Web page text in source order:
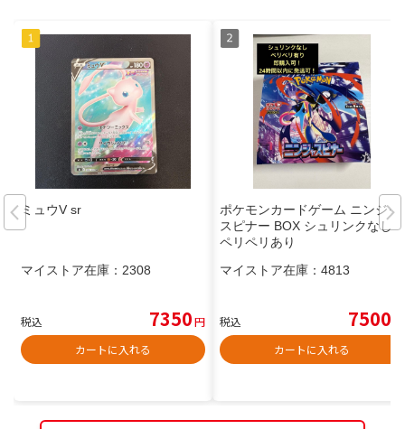
ミュウV sr
マイストア在庫： 2308
税込 7350円
カートに入れる
ポケモンカードゲーム ニンジャ
スピナー BOX シュリンクなし
ペリペリあり
マイストア在庫： 4813
税込 7500
カートに入れる